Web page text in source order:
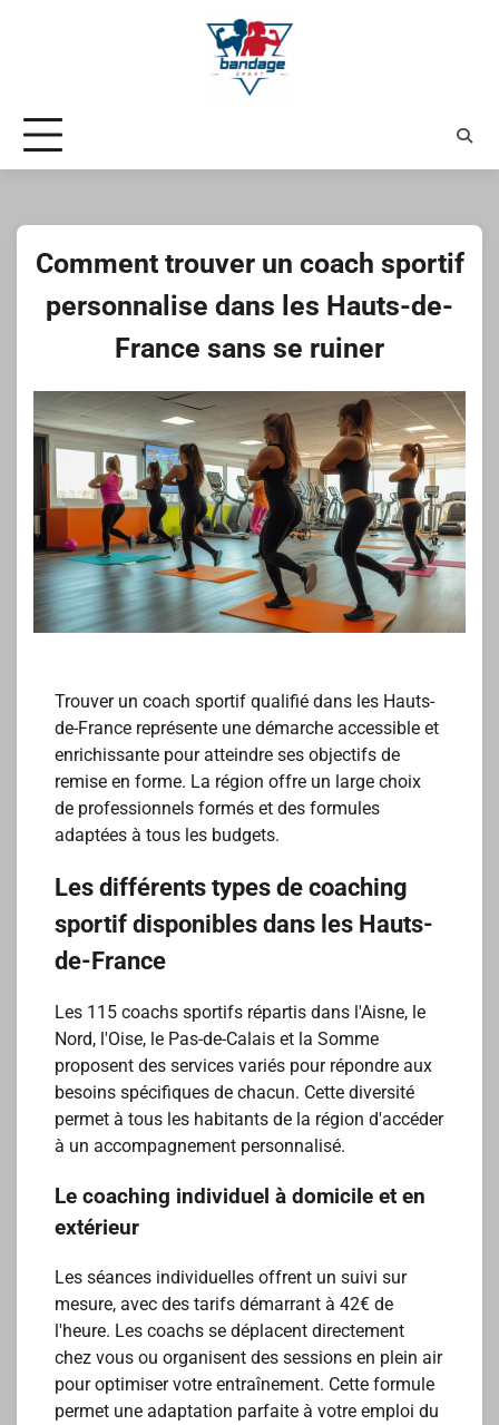
Comment trouver un coach sportif
personnalise dans les Hauts-de-
France sans se ruiner
Trouver un coach sportif qualifié dans les Hauts-
de-France représente une démarche accessible et
enrichissante pour atteindre ses objectifs de
remise en forme. La région offre un large choix
de professionnels formés et des formules
adaptées à tous les budgets.
Les différents types de coaching
sportif disponibles dans les Hauts-
de-France
Les 115 coachs sportifs répartis dans l'Aisne, le
Nord, l'Oise, le Pas-de-Calais et la Somme
proposent des services variés pour répondre aux
besoins spécifiques de chacun. Cette diversité
permet à tous les habitants de la région d'accéder
à un accompagnement personnalisé.
Le coaching individuel à domicile et en
extérieur
Les séances individuelles offrent un suivi sur
mesure, avec des tarifs démarrant à 42€ de
l'heure. Les coachs se déplacent directement
chez vous ou organisent des sessions en plein air
pour optimiser votre entraînement. Cette formule
permet une adaptation parfaite à votre emploi du